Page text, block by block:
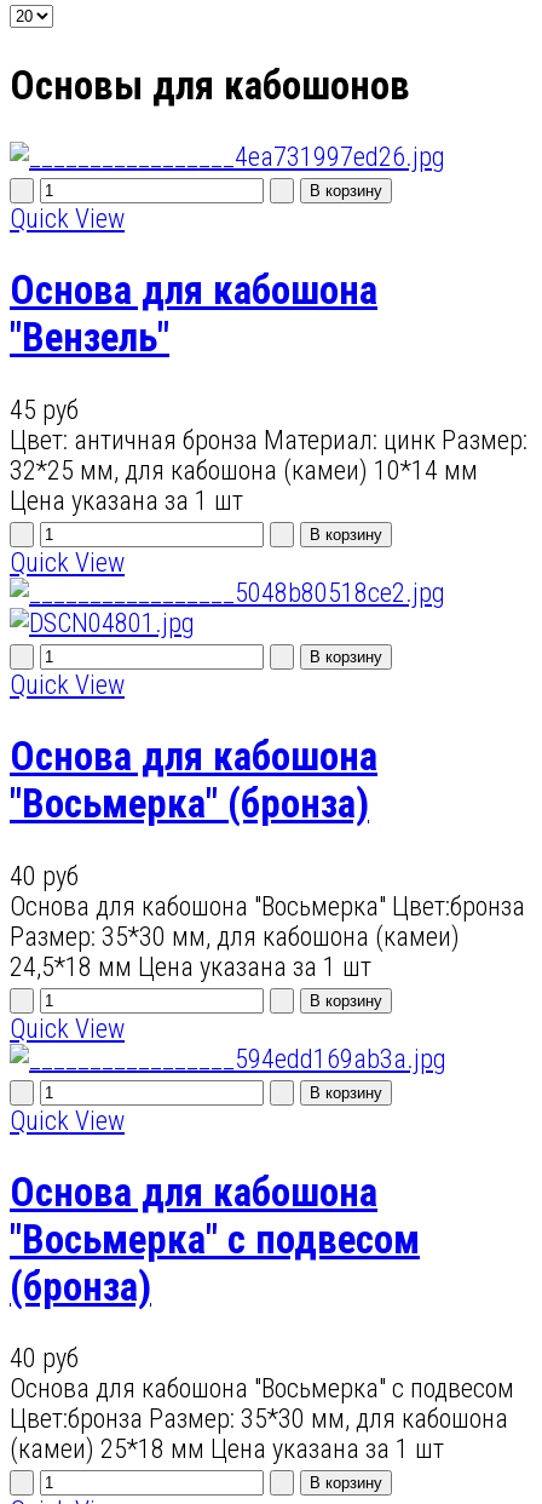
Основы для кабошонов
Quick View
Основа для кабошона
"Вензель"
45 руб
Цвет: античная бронза Материал: цинк Размер:
32*25 мм, для кабошона (камеи) 10*14 мм
Цена указана за 1 шт
Quick View
Quick View
Основа для кабошона
"Восьмерка" (бронза)
40 руб
Основа для кабошона "Восьмерка" Цвет:бронза
Размер: 35*30 мм, для кабошона (камеи)
24,5*18 мм Цена указана за 1 шт
Quick View
Quick View
Основа для кабошона
"Восьмерка" с подвесом
(бронза)
40 руб
Основа для кабошона "Восьмерка" с подвесом
Цвет:бронза Размер: 35*30 мм, для кабошона
(камеи) 25*18 мм Цена указана за 1 шт